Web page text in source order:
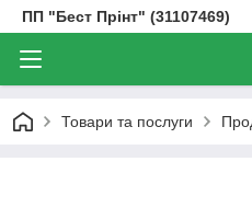
ПП "Бест Прінт" (31107469)
Товари та послуги